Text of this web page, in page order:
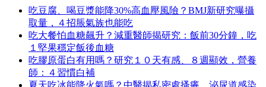
吃豆腐、喝豆漿能降30%高血壓風險？BMJ新研究曝攝
取量，４招脹氣族也能吃
吃大餐怕血糖飆升？減重醫師揭研究：飯前30分鐘，吃
１堅果穩定飯後血糖
吃膠原蛋白有用嗎？研究１０天有感、８週顯效，營養
師：４習慣白補
夏天吃冰能降火氣嗎？中醫揭私密處搔癢、泌尿道感染